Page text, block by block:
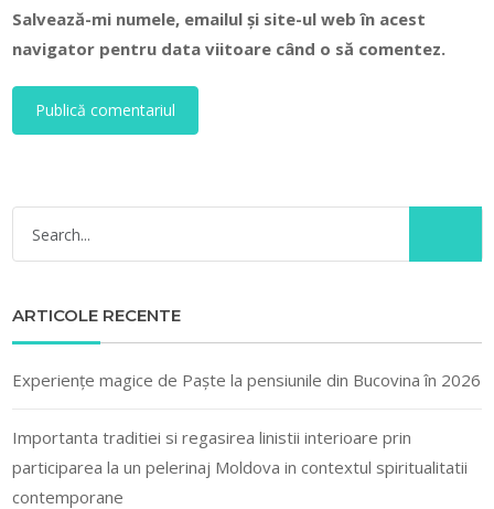
Salvează-mi numele, emailul și site-ul web în acest
navigator pentru data viitoare când o să comentez.
ARTICOLE RECENTE
Experiențe magice de Paște la pensiunile din Bucovina în 2026
Importanta traditiei si regasirea linistii interioare prin
participarea la un pelerinaj Moldova in contextul spiritualitatii
contemporane